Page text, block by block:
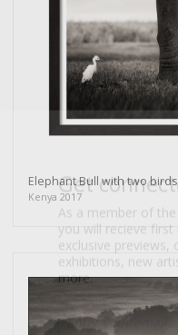
Elephant Bull with two birds
Kenya 2017
Get
you will recieve first
exclusive previews,
exhibitions, new
more.